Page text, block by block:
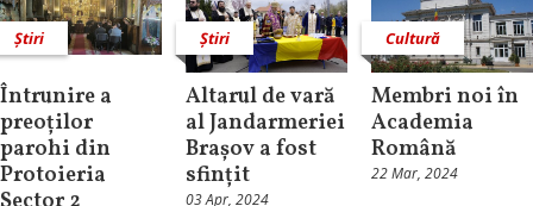
Știri
Întrunire a
preoților
parohi din
Protoieria
Știri
Altarul de vară
al Jandarmeriei
Brașov a fost
sfințit
03 Apr, 2024
Cultură
Membri noi în
Academia
Română
22 Mar, 2024